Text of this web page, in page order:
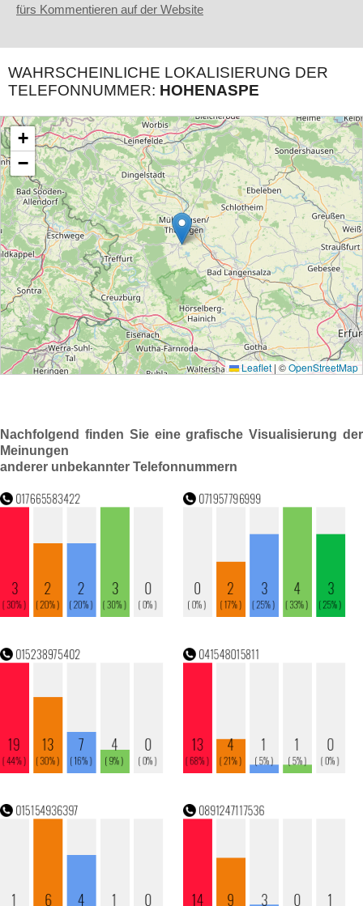
fürs Kommentieren auf der Website
WAHRSCHEINLICHE LOKALISIERUNG DER
TELEFONNUMMER: HOHENASPE
Nachfolgend finden Sie eine grafische Visualisierung der
Meinungen
anderer unbekannter Telefonnummern